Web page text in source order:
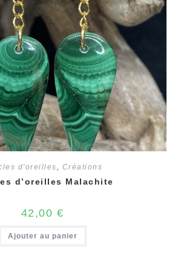
d'oreilles, Créations
d’oreilles Malachite
42,00 €
Ajouter au panier